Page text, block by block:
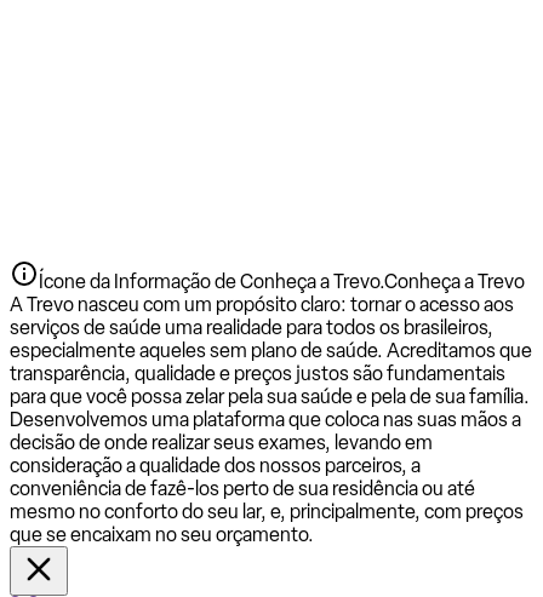
Ícone da Informação de Conheça a Trevo.Conheça a Trevo
A Trevo nasceu com um propósito claro: tornar o acesso aos
serviços de saúde uma realidade para todos os brasileiros,
especialmente aqueles sem plano de saúde. Acreditamos que
transparência, qualidade e preços justos são fundamentais
para que você possa zelar pela sua saúde e pela de sua família.
Desenvolvemos uma plataforma que coloca nas suas mãos a
decisão de onde realizar seus exames, levando em
consideração a qualidade dos nossos parceiros, a
conveniência de fazê-los perto de sua residência ou até
mesmo no conforto do seu lar, e, principalmente, com preços
que se encaixam no seu orçamento.